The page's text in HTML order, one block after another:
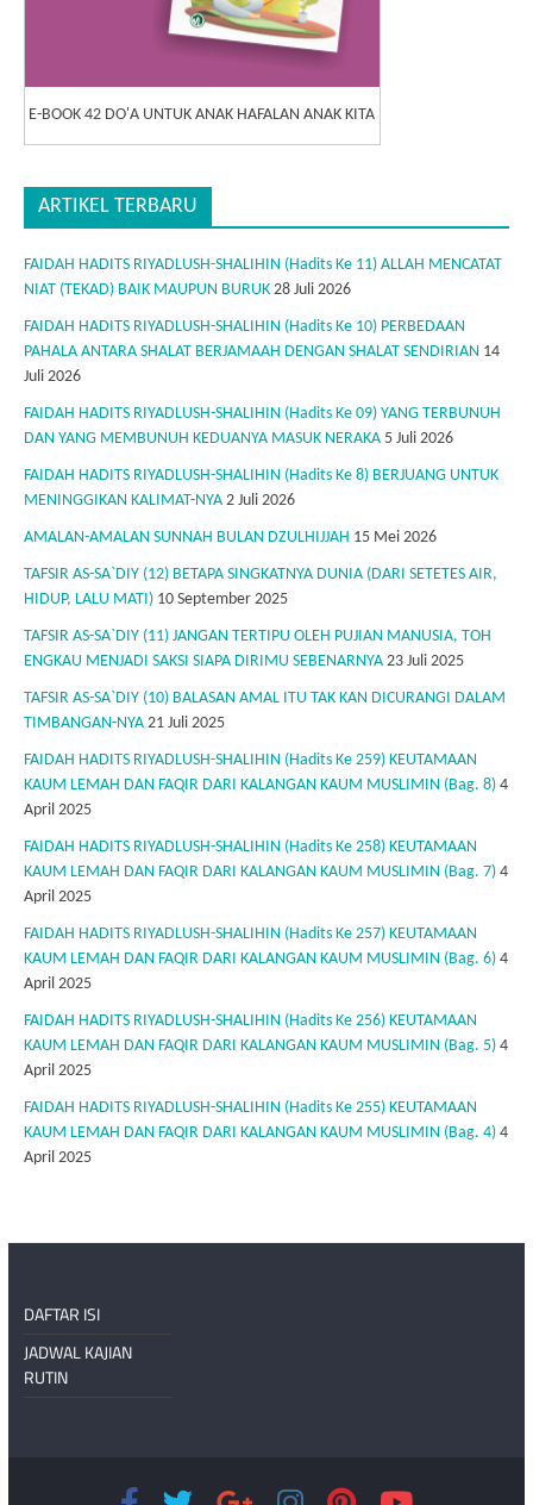
E-BOOK 42 DO'A UNTUK ANAK HAFALAN ANAK KITA
ARTIKEL TERBARU
FAIDAH HADITS RIYADLUSH-SHALIHIN (Hadits Ke 11) ALLAH MENCATAT
NIAT (TEKAD) BAIK MAUPUN BURUK 28 Juli 2026
FAIDAH HADITS RIYADLUSH-SHALIHIN (Hadits Ke 10) PERBEDAAN
PAHALA ANTARA SHALAT BERJAMAAH DENGAN SHALAT SENDIRIAN 14
Juli 2026
FAIDAH HADITS RIYADLUSH-SHALIHIN (Hadits Ke 09) YANG TERBUNUH
DAN YANG MEMBUNUH KEDUANYA MASUK NERAKA 5 Juli 2026
FAIDAH HADITS RIYADLUSH-SHALIHIN (Hadits Ke 8) BERJUANG UNTUK
MENINGGIKAN KALIMAT-NYA 2 Juli 2026
AMALAN-AMALAN SUNNAH BULAN DZULHIJJAH 15 Mei 2026
TAFSIR AS-SA`DIY (12) BETAPA SINGKATNYA DUNIA (DARI SETETES AIR,
HIDUP, LALU MATI) 10 September 2025
TAFSIR AS-SA`DIY (11) JANGAN TERTIPU OLEH PUJIAN MANUSIA, TOH
ENGKAU MENJADI SAKSI SIAPA DIRIMU SEBENARNYA 23 Juli 2025
TAFSIR AS-SA`DIY (10) BALASAN AMAL ITU TAK KAN DICURANGI DALAM
TIMBANGAN-NYA 21 Juli 2025
FAIDAH HADITS RIYADLUSH-SHALIHIN (Hadits Ke 259) KEUTAMAAN
KAUM LEMAH DAN FAQIR DARI KALANGAN KAUM MUSLIMIN (Bag. 8) 4
April 2025
FAIDAH HADITS RIYADLUSH-SHALIHIN (Hadits Ke 258) KEUTAMAAN
KAUM LEMAH DAN FAQIR DARI KALANGAN KAUM MUSLIMIN (Bag. 7) 4
April 2025
FAIDAH HADITS RIYADLUSH-SHALIHIN (Hadits Ke 257) KEUTAMAAN
KAUM LEMAH DAN FAQIR DARI KALANGAN KAUM MUSLIMIN (Bag. 6) 4
April 2025
FAIDAH HADITS RIYADLUSH-SHALIHIN (Hadits Ke 256) KEUTAMAAN
KAUM LEMAH DAN FAQIR DARI KALANGAN KAUM MUSLIMIN (Bag. 5) 4
April 2025
FAIDAH HADITS RIYADLUSH-SHALIHIN (Hadits Ke 255) KEUTAMAAN
KAUM LEMAH DAN FAQIR DARI KALANGAN KAUM MUSLIMIN (Bag. 4) 4
April 2025
DAFTAR ISI
JADWAL KAJIAN
RUTIN